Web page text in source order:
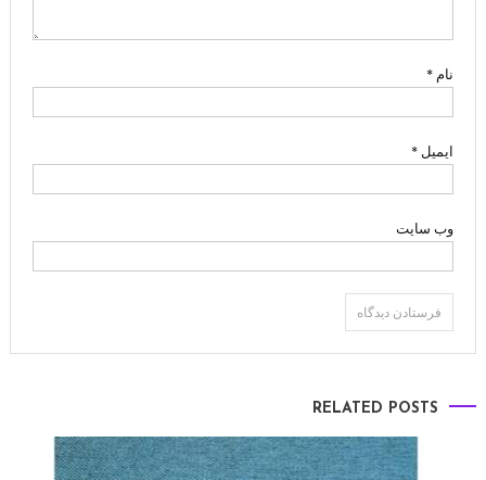
نام*
ایمیل *
وب‌ سایت
RELATED POSTS